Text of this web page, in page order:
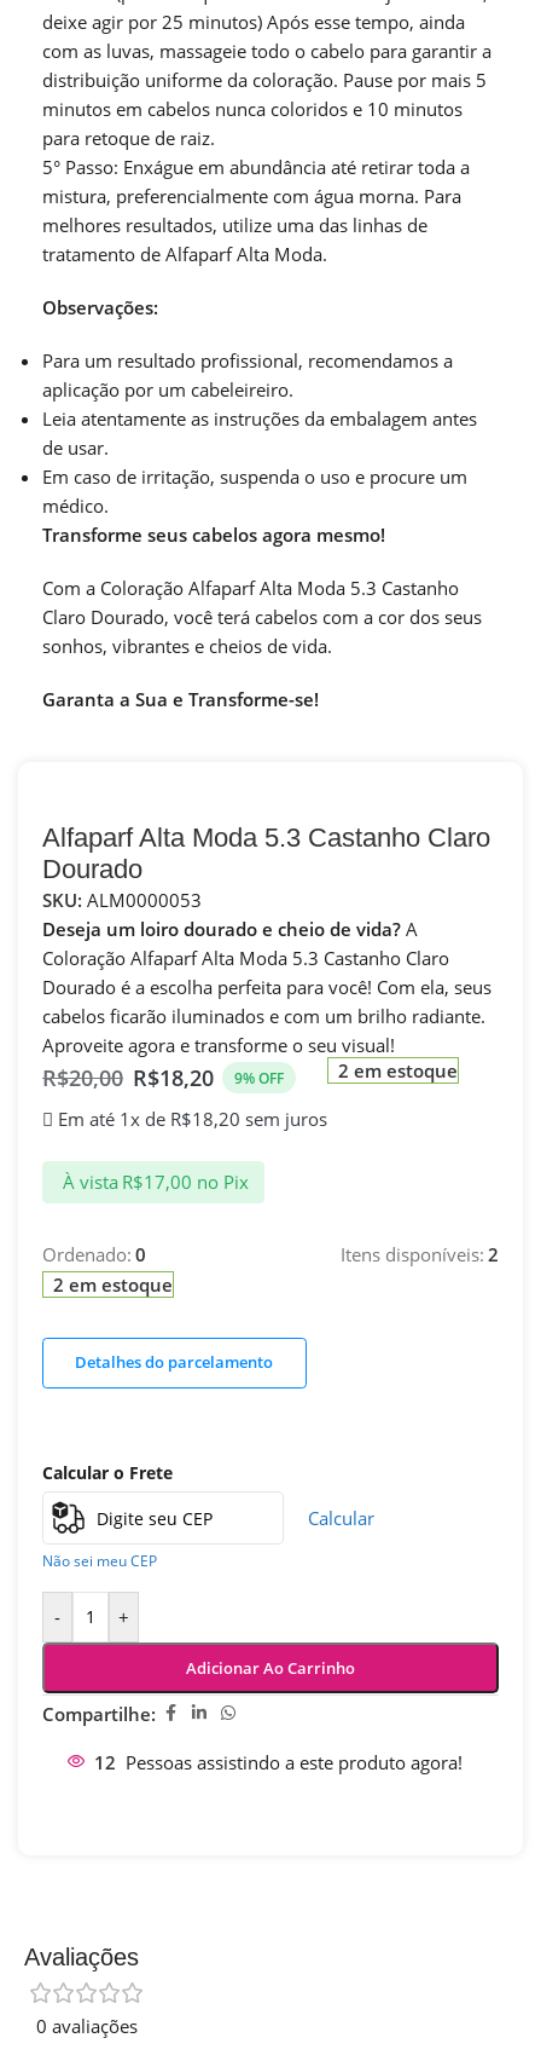
deixe agir por 25 minutos) Após esse tempo, ainda
com as luvas, massageie todo o cabelo para garantir a
distribuição uniforme da coloração. Pause por mais 5
minutos em cabelos nunca coloridos e 10 minutos
para retoque de raiz.
5° Passo: Enxágue em abundância até retirar toda a
mistura, preferencialmente com água morna. Para
melhores resultados, utilize uma das linhas de
tratamento de Alfaparf Alta Moda.
Observações:
Para um resultado profissional, recomendamos a
aplicação por um cabeleireiro.
Leia atentamente as instruções da embalagem antes
de usar.
Em caso de irritação, suspenda o uso e procure um
médico.
Transforme seus cabelos agora mesmo!
Com a Coloração Alfaparf Alta Moda 5.3 Castanho
Claro Dourado, você terá cabelos com a cor dos seus
sonhos, vibrantes e cheios de vida.
Garanta a Sua e Transforme-se!
Alfaparf Alta Moda 5.3 Castanho Claro
Dourado
SKU: ALM0000053
Deseja um loiro dourado e cheio de vida? A
Coloração Alfaparf Alta Moda 5.3 Castanho Claro
Dourado é a escolha perfeita para você! Com ela, seus
cabelos ficarão iluminados e com um brilho radiante.
Aproveite agora e transforme o seu visual!
R$20,00 R$18,20 9% OFF
Em até 1x de R$18,20 sem juros
À vista R$17,00 no Pix
2 em estoque
Ordenado: 0 Itens disponíveis: 2
2 em estoque
Detalhes do parcelamento
Calcular o Frete
Calcular
Não sei meu CEP
- +
Adicionar Ao Carrinho
Compartilhe:
12 Pessoas assistindo a este produto agora!
Avaliações
0 avaliações